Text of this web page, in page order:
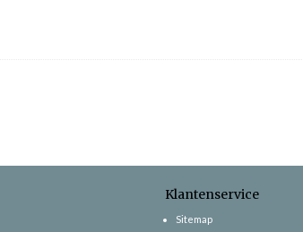
Klantenservice
Sitemap